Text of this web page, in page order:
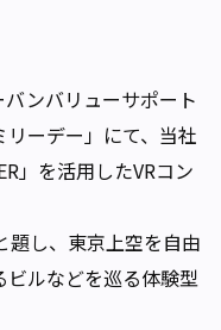
ンバリューサポート
ーデー」にて、当社
」を活用したVRコン
題し、東京上空を自由
ビルなどを巡る体験型